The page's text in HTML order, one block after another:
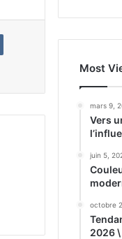
Most
mars 9,
Vers
juin 5,
octobre
2026